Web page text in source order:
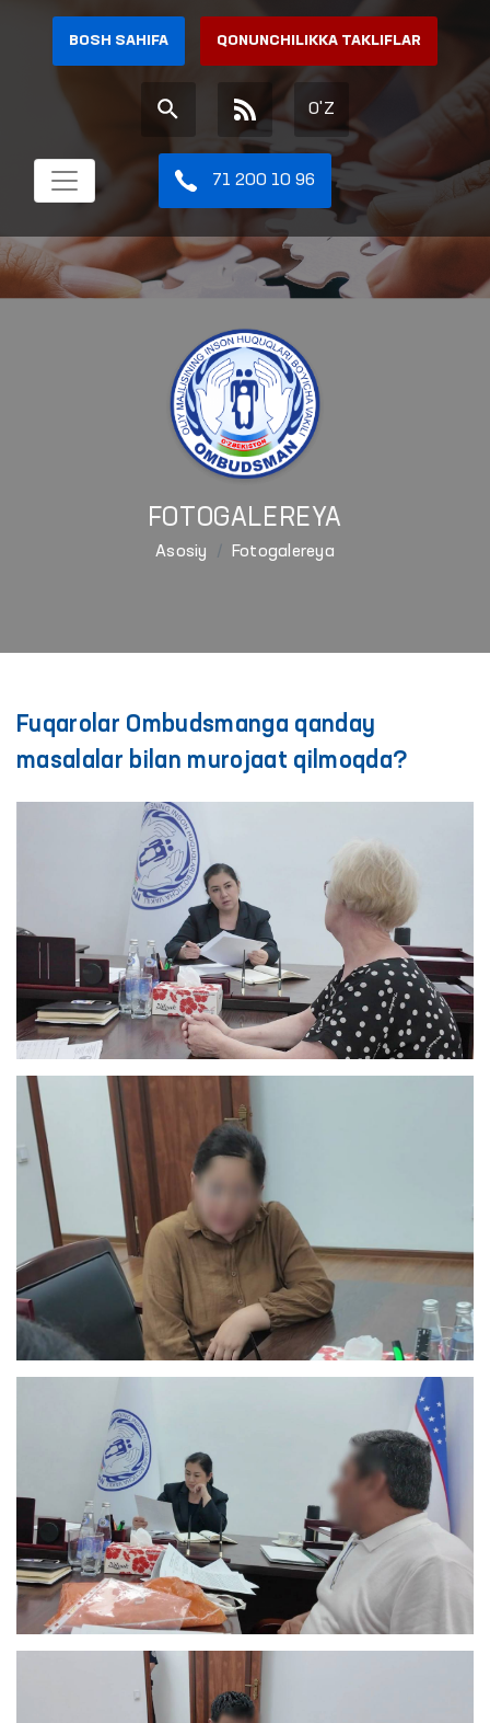
BOSH SAHIFA QONUNCHILIKKA TAKLIFLAR
O'Z
71 200 10 96
FOTOGALEREYA
Asosiy Fotogalereya
Fuqarolar Ombudsmanga qanday
masalalar bilan murojaat qilmoqda?